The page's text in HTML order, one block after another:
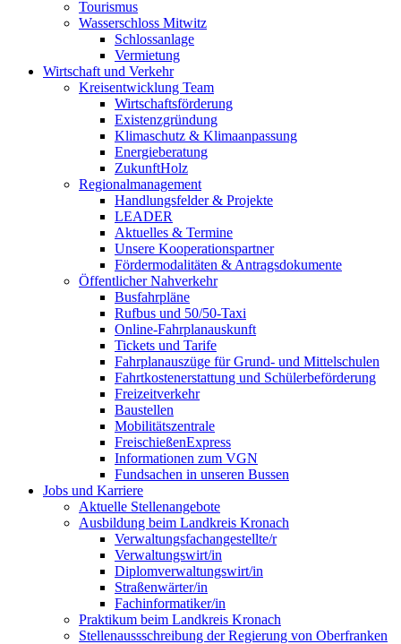
Tourismus
Wasserschloss Mitwitz
Schlossanlage
Vermietung
Wirtschaft und Verkehr
Kreisentwicklung Team
Wirtschaftsförderung
Existenzgründung
Klimaschutz & Klimaanpassung
Energieberatung
ZukunftHolz
Regionalmanagement
Handlungsfelder & Projekte
LEADER
Aktuelles & Termine
Unsere Kooperationspartner
Fördermodalitäten & Antragsdokumente
Öffentlicher Nahverkehr
Busfahrpläne
Rufbus und 50/50-Taxi
Online-Fahrplanauskunft
Tickets und Tarife
Fahrplanauszüge für Grund- und Mittelschulen
Fahrtkostenerstattung und Schülerbeförderung
Freizeitverkehr
Baustellen
Mobilitätszentrale
FreischießenExpress
Informationen zum VGN
Fundsachen in unseren Bussen
Jobs und Karriere
Aktuelle Stellenangebote
Ausbildung beim Landkreis Kronach
Verwaltungsfachangestellte/r
Verwaltungswirt/in
Diplomverwaltungswirt/in
Straßenwärter/in
Fachinformatiker/in
Praktikum beim Landkreis Kronach
Stellenaussschreibung der Regierung von Oberfranken